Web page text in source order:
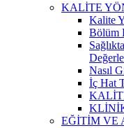
KALİTE
Kalite
Bölüm
Nasıl
İç Hat
EĞİTİM VE